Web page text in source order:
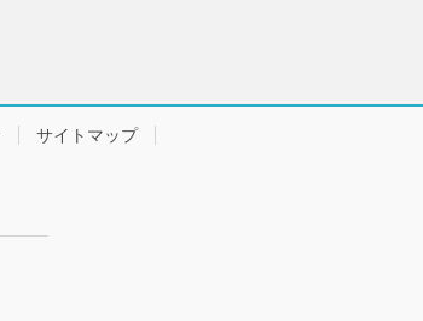
サイトマップ